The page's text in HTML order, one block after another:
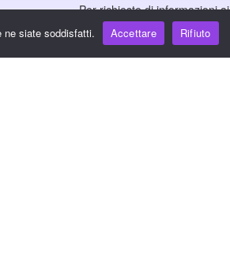
Per richieste di informazioni ai
media, inviare un'e-mail a
media@wooshpay.com.
ne siate soddisfatti. Accettare Rifiuto